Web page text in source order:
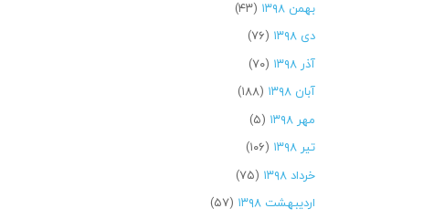
بهمن ۱۳۹۸
(۴۳)
دی ۱۳۹۸
(۷۶)
آذر ۱۳۹۸
(۷۰)
آبان ۱۳۹۸
(۱۸۸)
مهر ۱۳۹۸
(۵)
تیر ۱۳۹۸
(۱۰۶)
خرداد ۱۳۹۸
(۷۵)
اردیبهشت ۱۳۹۸
(۵۷)